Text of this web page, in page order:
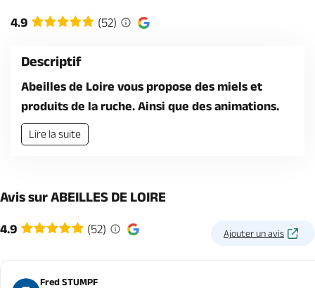
Brochures & Cartes Offices de tourisme Comment venir ? Ecrivez-nous
4.9 (52)
Descriptif
Abeilles de Loire vous propose des miels et
produits de la ruche. Ainsi que des animations.
Lire la suite
Avis sur ABEILLES DE LOIRE
4.9 (52) Ajouter un avis
Fred STUMPF